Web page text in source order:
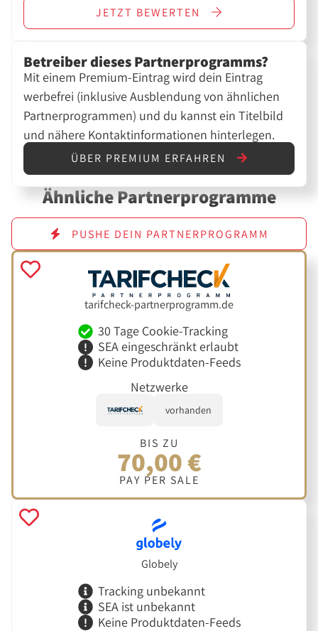
JETZT BEWERTEN
Betreiber dieses Partnerprogramms?
Mit einem Premium-Eintrag wird dein Eintrag
werbefrei (inklusive Ausblendung von ähnlichen
Partnerprogrammen) und du kannst ein Titelbild
und nähere Kontaktinformationen hinterlegen.
ÜBER PREMIUM ERFAHREN
Ähnliche Partnerprogramme
PUSHE DEIN PARTNERPROGRAMM
tarifcheck-partnerprogramm.de
30 Tage Cookie-Tracking
SEA eingeschränkt erlaubt
Keine Produktdaten-Feeds
Netzwerke
vorhanden
BIS ZU
70,00 €
PAY PER SALE
Globely
Tracking unbekannt
SEA ist unbekannt
Keine Produktdaten-Feeds